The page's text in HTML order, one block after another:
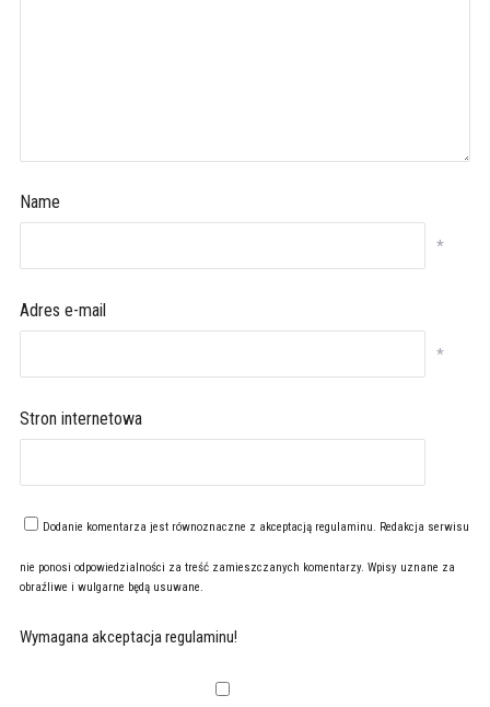
Name
*
Adres e-mail
*
Stron internetowa
Dodanie komentarza jest równoznaczne z akceptacją regulaminu. Redakcja serwisu
nie ponosi odpowiedzialności za treść zamieszczanych komentarzy. Wpisy uznane za
obraźliwe i wulgarne będą usuwane.
Wymagana akceptacja regulaminu!